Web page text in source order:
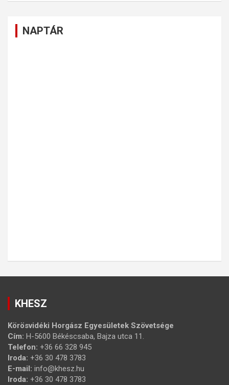
NAPTÁR
KHESZ
Körösvidéki Horgász Egyesületek Szövetsége
Cím: H-5600 Békéscsaba, Bajza utca 11.
Telefon: +36 66 328 945
Iroda: +36 30 478 3783
E-mail: info@khesz.hu
Iroda: +36 30 478 3783